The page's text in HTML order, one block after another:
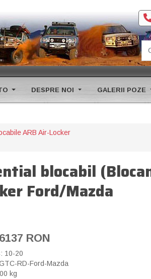
DESPRE NOI GALERII POZE
ARB Air-Locker
blocabil
Ford/Mazda
RON
10-20
RD-Ford-Mazda
kg